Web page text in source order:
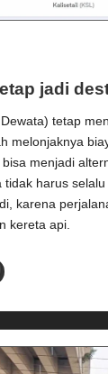
jadi
tetap
melonjaknya
menjadi
tidak harus
karena
kereta api.